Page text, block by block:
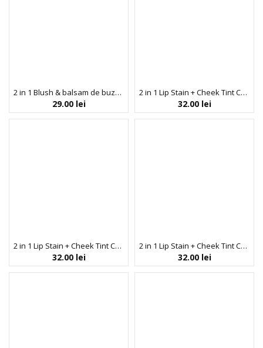
2 in 1 Blush & balsam de buze tip mousse Chibi Mousse, nuanta Toasty, Chibi Manga Collection, Rude Cosmetics, 4 g
29.00 lei
2 in 1 Lip Stain + Cheek Tint Chibi Jelly!, nuanta Koneko, Chibi Manga Collection, Rude Cosmetics, 5 g
32.00 lei
2 in 1 Lip Stain + Cheek Tint Chibi Jelly!, nuanta Momo, Chibi Manga Collection, Rude Cosmetics, 5 g
32.00 lei
2 in 1 Lip Stain + Cheek Tint Chibi Jelly!, nuanta Sakura, Chibi Manga Collection, Rude Cosmetics, 5 g
32.00 lei